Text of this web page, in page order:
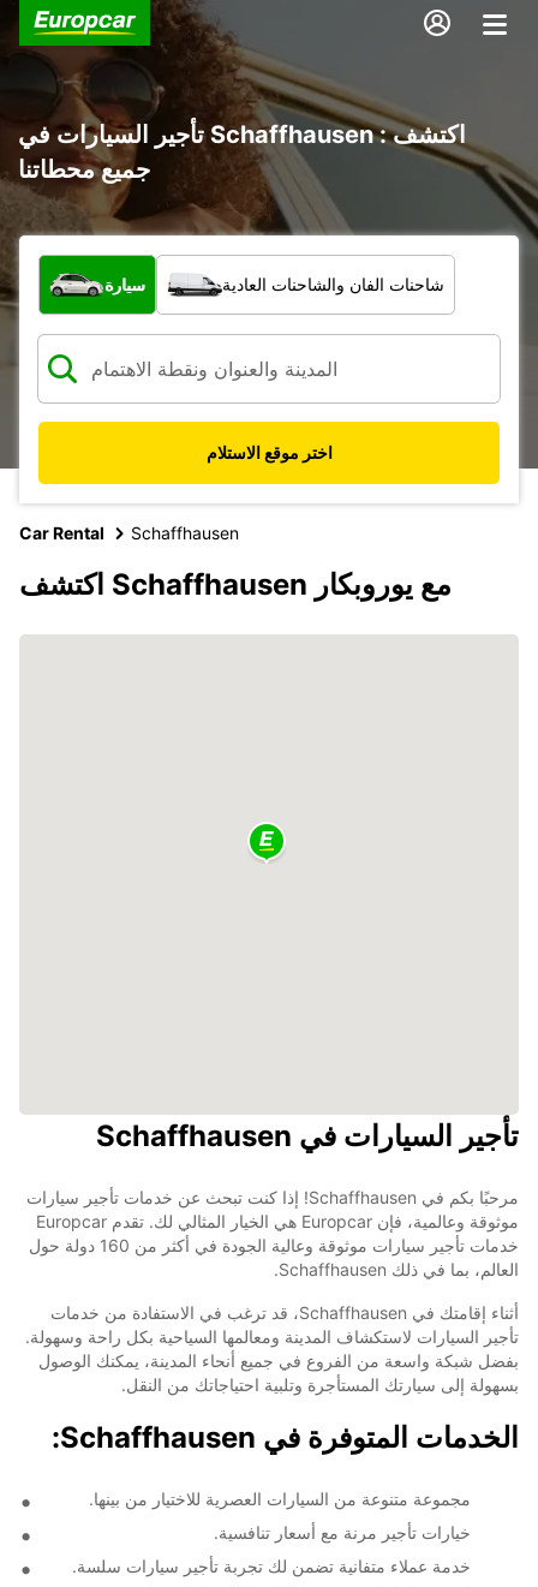
تأجير السيارات في Schaffhausen : اكتشف
جميع محطاتنا
ما نوع المركبة؟
سيارة شاحنات الفان والشاحنات العادية
اختر موقع الاستلام
Car Rental Schaffhausen
اكتشف Schaffhausen مع يوروبكار
تأجير السيارات في Schaffhausen
مرحبًا بكم في Schaffhausen! إذا كنت تبحث عن خدمات تأجير سيارات
موثوقة وعالمية، فإن Europcar هي الخيار المثالي لك. تقدم Europcar
خدمات تأجير سيارات موثوقة وعالية الجودة في أكثر من 160 دولة حول
العالم، بما في ذلك Schaffhausen.
أثناء إقامتك في Schaffhausen، قد ترغب في الاستفادة من خدمات
تأجير السيارات لاستكشاف المدينة ومعالمها السياحية بكل راحة وسهولة.
بفضل شبكة واسعة من الفروع في جميع أنحاء المدينة، يمكنك الوصول
بسهولة إلى سيارتك المستأجرة وتلبية احتياجاتك من النقل.
الخدمات المتوفرة في Schaffhausen:
مجموعة متنوعة من السيارات العصرية للاختيار من بينها.
خيارات تأجير مرنة مع أسعار تنافسية.
خدمة عملاء متفانية تضمن لك تجربة تأجير سيارات سلسة.